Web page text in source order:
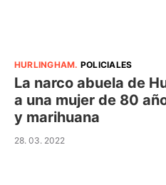
HURLINGHAM. POLICIALES
La narco abuela de
a una mujer de 80
y marihuana
28. 03. 2022